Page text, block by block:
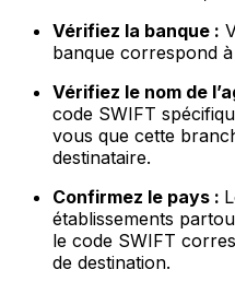
Vérifiez la banque :
banque correspond
Vérifiez le nom de
code SWIFT
vous que cette
destinataire.
Confirmez le pays :
établissements
le code SWIFT
de destination.